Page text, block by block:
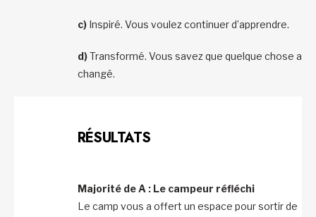
c) Inspiré. Vous voulez continuer d’apprendre.
d)Transformé. Vous savez que quelque chose a
changé.
RÉSULTATS
Majorité de A : Le campeur réfléchi
Le camp vous a offert un espace pour sortir de